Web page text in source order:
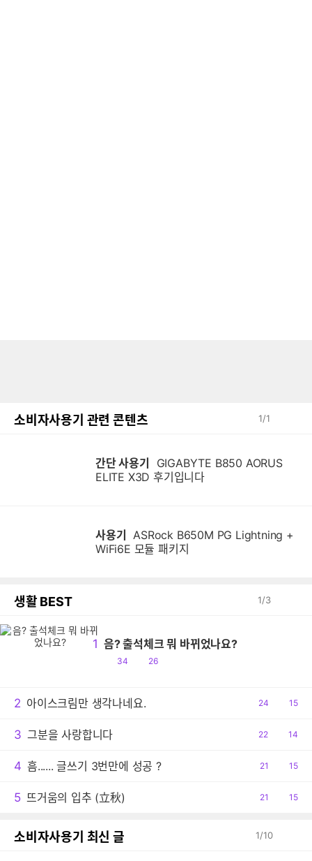
소비자사용기 관련 콘텐츠 1/1
간단 사용기
ELITE X3D 후기입니다
사용기
ASRock B650M PG Lightning +
WiFi6E 모듈 패키지
생활 BEST 1/3
1 음? 출석체크 뭐 바뀌었나요?
공
34
댓
26
2 아이스크림만 생각나네요.
공
24
댓
15
3 그분을 사랑합니다
공
22
댓
14
4 흠...... 글쓰기 3번만에 성공 ?
공
21
댓
15
5 뜨거움의 입추 (立秋)
공
21
댓
15
소비자사용기 최신 글 1/10